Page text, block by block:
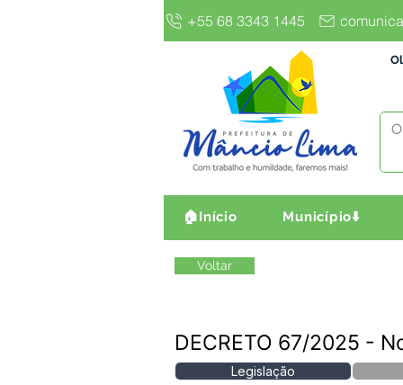
+55 68 3343 1445
🏠Início Município⬇️
Voltar
DECRETO 67/2025 -
Legislação